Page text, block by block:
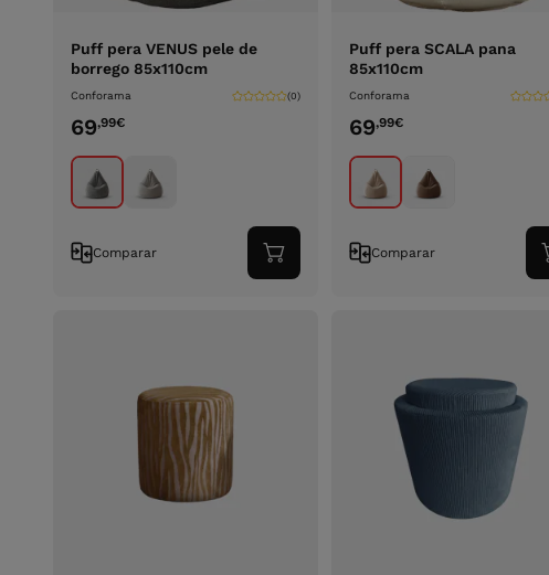
Puff pera VENUS pele de
borrego 85x110cm
Conforama (0)
69,99€
Comparar
Adicionar
ao
Puff pera SCALA pana
85x110cm
Conforama
69,99€
Comparar